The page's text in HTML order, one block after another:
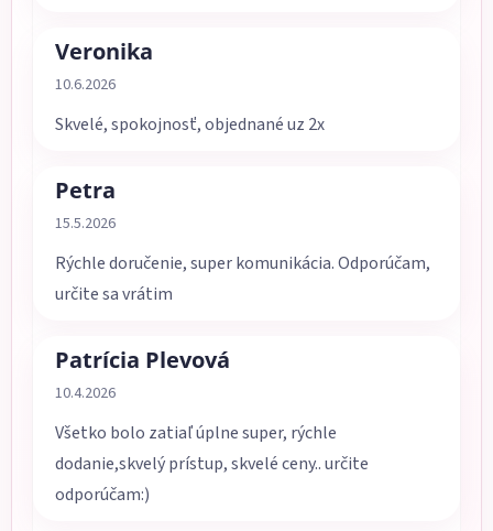
Veronika
Hodnotenie obchodu je 5 z 5 hviezdičiek.
10.6.2026
Skvelé, spokojnosť, objednané uz 2x
Petra
Hodnotenie obchodu je 5 z 5 hviezdičiek.
15.5.2026
Rýchle doručenie, super komunikácia. Odporúčam,
určite sa vrátim
Patrícia Plevová
Hodnotenie obchodu je 5 z 5 hviezdičiek.
10.4.2026
Všetko bolo zatiaľ úplne super, rýchle
dodanie,skvelý prístup, skvelé ceny.. určite
odporúčam:)